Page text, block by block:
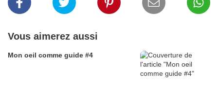
Vous aimerez aussi
Mon oeil comme guide #4